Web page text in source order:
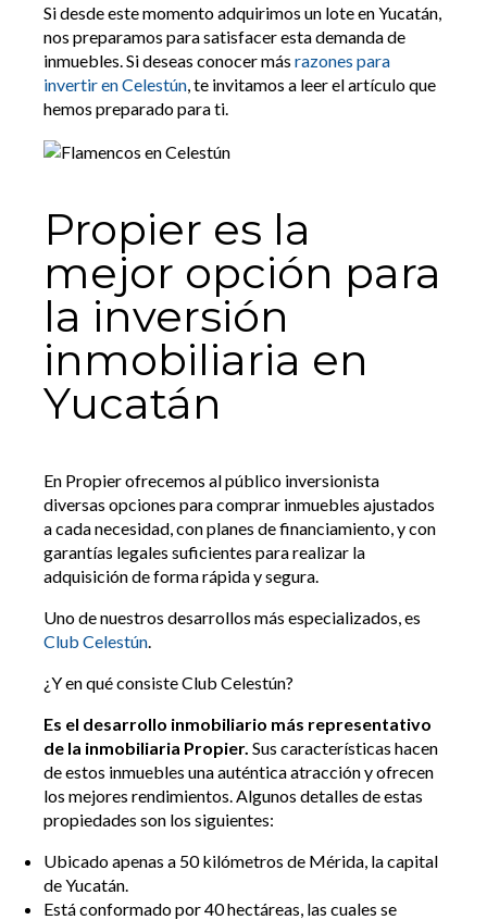
Si desde este momento adquirimos un lote en Yucatán,
nos preparamos para satisfacer esta demanda de
inmuebles. Si deseas conocer más razones para
invertir en Celestún, te invitamos a leer el artículo que
hemos preparado para ti.
Propier es la
mejor opción para
la inversión
inmobiliaria en
Yucatán
En Propier ofrecemos al público inversionista
diversas opciones para comprar inmuebles ajustados
a cada necesidad, con planes de financiamiento, y con
garantías legales suficientes para realizar la
adquisición de forma rápida y segura.
Uno de nuestros desarrollos más especializados, es
Club Celestún.
¿Y en qué consiste Club Celestún?
Es el desarrollo inmobiliario más representativo
de la inmobiliaria Propier. Sus características hacen
de estos inmuebles una auténtica atracción y ofrecen
los mejores rendimientos. Algunos detalles de estas
propiedades son los siguientes:
Ubicado apenas a 50 kilómetros de Mérida, la capital
de Yucatán.
Está conformado por 40 hectáreas, las cuales se